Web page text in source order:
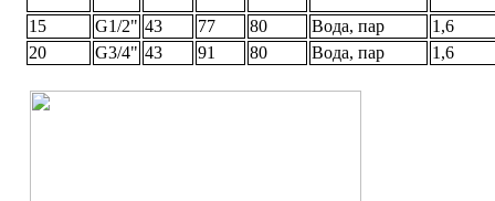
15
G1/2" 43 77 80 Вода, пар
1,6
20
G3/4" 43 91 80 Вода, пар 1,6